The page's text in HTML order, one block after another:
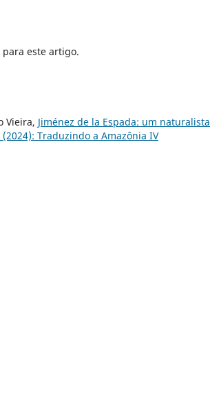
para este artigo.
Vieira, Jiménez de la Espada: um naturalista
Traduzindo a Amazônia IV